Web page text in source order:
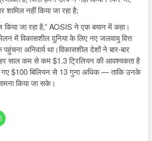
शामिल नहीं किया जा रहा है;
किया जा रहा है,” AOSIS ने एक बयान में कहा।
में विकासशील दुनिया के लिए नए जलवायु वित्त
अनिवार्य था।विकासशील देशों ने बार-बार
साल कम से कम $1.3 ट्रिलियन की आवश्यकता है
गए $100 बिलियन से 13 गुना अधिक — ताकि उनके
किया जा सके।